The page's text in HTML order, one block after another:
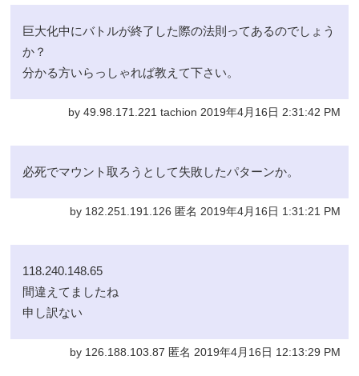
巨大化中にバトルが終了した際の法則ってあるのでしょう
か？
分かる方いらっしゃれば教えて下さい。
by 49.98.171.221 tachion 2019年4月16日 2:31:42 PM
必死でマウント取ろうとして失敗したパターンか。
by 182.251.191.126 匿名 2019年4月16日 1:31:21 PM
118.240.148.65
間違えてましたね
申し訳ない
by 126.188.103.87 匿名 2019年4月16日 12:13:29 PM